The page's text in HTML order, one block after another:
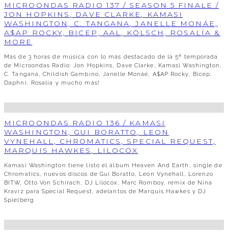
MICROONDAS RADIO 137 / SEASON 5 FINALE /
JON HOPKINS, DAVE CLARKE, KAMASI
WASHINGTON, C. TANGANA, JANELLE MONÁE,
A$AP ROCKY, BICEP, AAL, KÖLSCH, ROSALÍA &
MORE
Más de 3 horas de música con lo más destacado de la 5ª temporada
de Microondas Radio: Jon Hopkins, Dave Clarke, Kamasi Washington,
C. Tangana, Childish Gambino, Janelle Monáe, A$AP Rocky, Bicep,
Daphni, Rosalía y mucho más!
MICROONDAS RADIO 136 / KAMASI
WASHINGTON, GUI BORATTO, LEON
VYNEHALL, CHROMATICS, SPECIAL REQUEST,
MARQUIS HAWKES, LILOCOX
Kamasi Washington tiene listo el álbum Heaven And Earth, single de
Chromatics, nuevos discos de Gui Boratto, Leon Vynehall, Lorenzo
BITW, Otto Von Schirach, DJ Lilocox, Marc Romboy, remix de Nina
Kraviz para Special Request, adelantos de Marquis Hawkes y DJ
Spielberg